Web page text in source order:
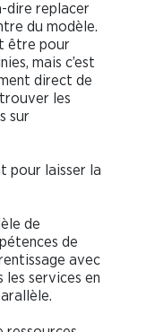
dire replacer
du modèle.
être pour
mais c’est
direct de
les
sur
pour laisser la
de
de
avec
les services en